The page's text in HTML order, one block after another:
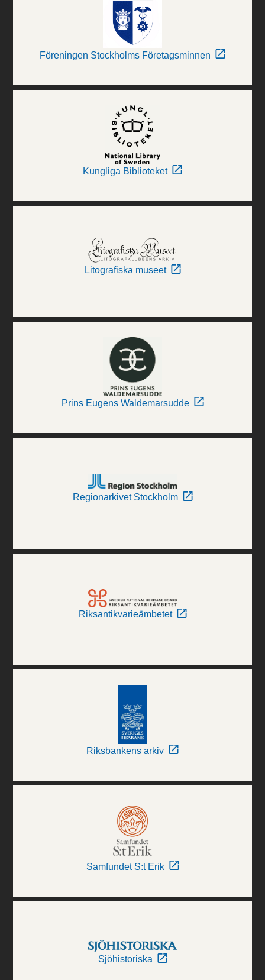
Föreningen Stockholms Företagsminnen
Kungliga Biblioteket
Litografiska museet
Prins Eugens Waldemarsudde
Regionarkivet Stockholm
Riksantikvarieämbetet
Riksbankens arkiv
Samfundet S:t Erik
Sjöhistoriska